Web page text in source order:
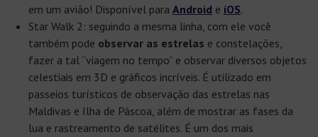
em um avião! Disponível para Android e iOS.
Star Walk 2: seguindo a mesma linha, com ele você
também pode observar as estrelas e constelações,
fazer a tal “viagem no tempo” e observar diversos objetos
celestiais em 3D e gráficos incríveis. É utilizado em
passeios turísticos de observação das estrelas nas
Maldivas e Ilha de Páscoa, além de mostrar as fases da
lua e rastreamento de satélites. É um dos mais